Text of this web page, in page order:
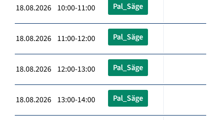
18.08.2026 10:00-11:00 Pal_Säge
18.08.2026 11:00-12:00 Pal_Säge
18.08.2026 12:00-13:00 Pal_Säge
18.08.2026 13:00-14:00 Pal_Säge